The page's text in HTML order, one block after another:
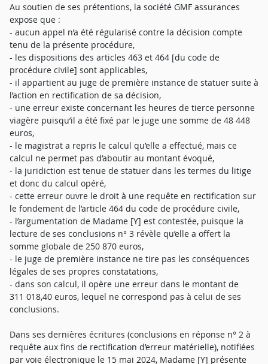
Au soutien de ses prétentions, la société GMF assurances
expose que :
- aucun appel n’a été régularisé contre la décision compte
tenu de la présente procédure,
- les dispositions des articles 463 et 464 [du code de
procédure civile] sont applicables,
- il appartient au juge de première instance de statuer suite à
l’action en rectification de sa décision,
- une erreur existe concernant les heures de tierce personne
viagère puisqu’il a été fixé par le juge une somme de 48 448
euros,
- le magistrat a repris le calcul qu’elle a effectué, mais ce
calcul ne permet pas d’aboutir au montant évoqué,
- la juridiction est tenue de statuer dans les termes du litige
et donc du calcul opéré,
- cette erreur ouvre le droit à une requête en rectification sur
le fondement de l’article 464 du code de procédure civile,
- l’argumentation de Madame [Y] est contestée, puisque la
lecture de ses conclusions n° 3 révèle qu’elle a offert la
somme globale de 250 870 euros,
- le juge de première instance ne tire pas les conséquences
légales de ses propres constatations,
- dans son calcul, il opère une erreur dans le montant de
311 018,40 euros, lequel ne correspond pas à celui de ses
conclusions.
Dans ses dernières écritures (conclusions en réponse n° 2 à
requête aux fins de rectification d’erreur matérielle), notifiées
par voie électronique le 15 mai 2024, Madame [Y] présente